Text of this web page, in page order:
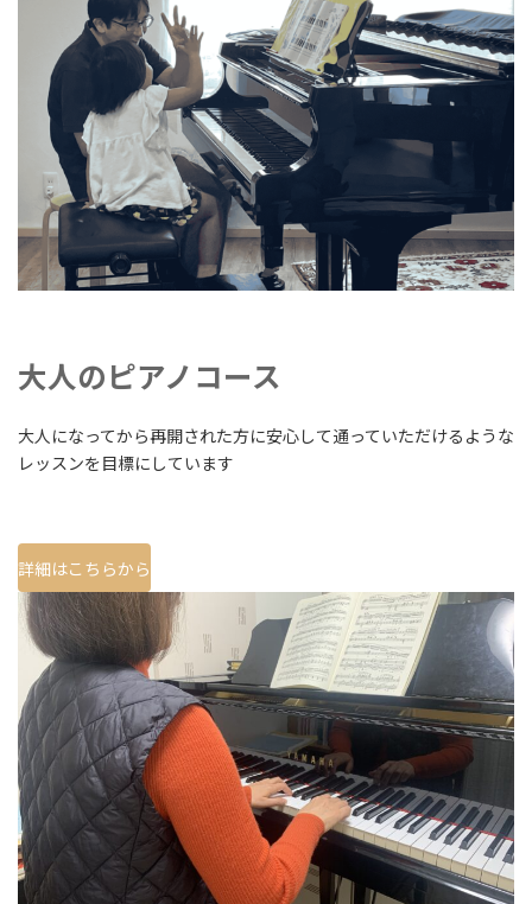
大人のピアノコース
大人になってから再開された方に安心して通っていただけるような
レッスンを目標にしています
詳細はこちらから